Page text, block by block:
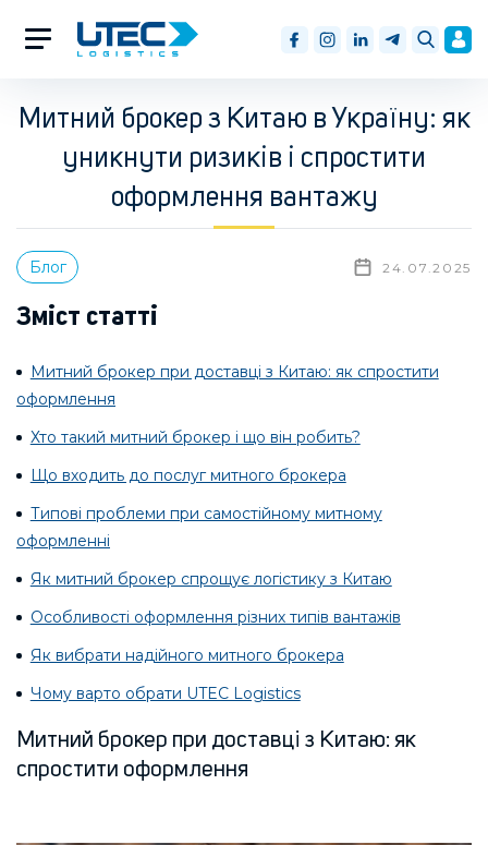
Митний брокер з Китаю в Україну: як
уникнути ризиків і спростити
оформлення вантажу
Блог 24.07.2025
Зміст статті
Митний брокер при доставці з Китаю: як спростити
оформлення
Хто такий митний брокер і що він робить?
Що входить до послуг митного брокера
Типові проблеми при самостійному митному
оформленні
Як митний брокер спрощує логістику з Китаю
Особливості оформлення різних типів вантажів
Як вибрати надійного митного брокера
Чому варто обрати UTEC Logistics
Митний брокер при доставці з Китаю: як
спростити оформлення